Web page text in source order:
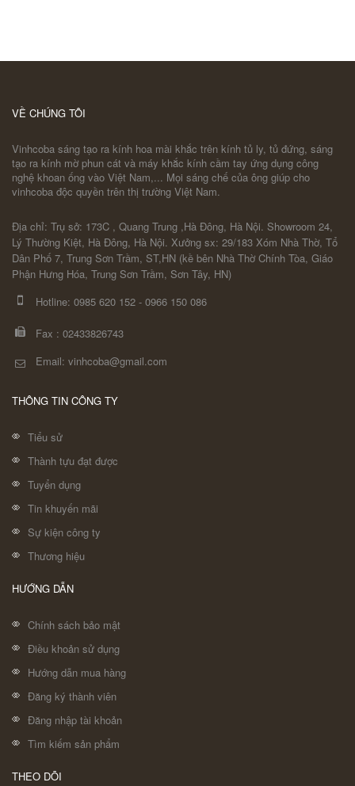
VỀ CHÚNG TÔI
Vinhcoba sáng tạo ra kính hoa mài khắc trên kính tủ ly, tủ đứng, sáng
tạo ra kính mờ phun cát và máy khắc kính cầm tay ứng dụng công
nghệ khoan ống vào Việt Nam,... Mọi sáng chế của ông giúp cho
vinhcoba độc quyền trên thị trường Việt Nam.
Địa chỉ: Trụ sở: 173C , Quang Trung ,Hà Đông, Hà Nội. Showroom 24,
Lý Thường Kiệt, Hà Đông, Hà Nội. Xưởng sx: 29/183 Xóm Nhà Thờ, Tổ
Dân Phố 7, Trung Sơn Trầm, ST,HN (kề bên Nhà Thờ Chính Tòa, Giáo
Phận Hưng Hóa, Trung Sơn Trầm, Sơn Tây, HN)
Hotline: 0985 620 152 - 0966 150 086
Fax : 02433826743
Email: vinhcoba@gmail.com
THÔNG TIN CÔNG TY
Tiểu sử
Thành tựu đạt được
Tuyển dụng
Tin khuyến mãi
Sự kiện công ty
Thương hiệu
HƯỚNG DẪN
Chính sách bảo mật
Điều khoản sử dụng
Hướng dẫn mua hàng
Đăng ký thành viên
Đăng nhập tài khoản
Tìm kiếm sản phẩm
THEO DÕI